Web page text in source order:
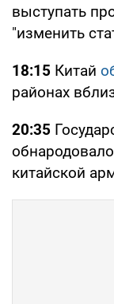
выступать
"изменить
18:15 Китай
районах
20:35
китайской